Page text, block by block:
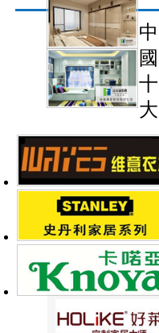
中
國
十
大